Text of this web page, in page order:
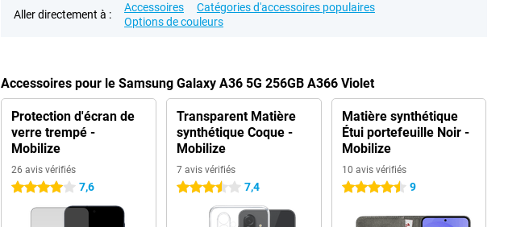
Aller directement à :
Accessoires
Catégories d'accessoires populaires
Options de couleurs
Accessoires pour le Samsung Galaxy A36 5G 256GB A366 Violet
Protection d'écran de
verre trempé -
Mobilize
26 avis vérifiés
4 étoiles 7,6
Transparent Matière
synthétique Coque -
Mobilize
7 avis vérifiés
3.5 étoiles 7,4
Matière synthétique
Étui portefeuille Noir -
Mobilize
10 avis vérifiés
4.5 étoiles 9